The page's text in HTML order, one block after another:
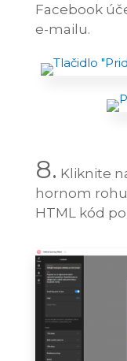
Facebook
e-mailu.
8. Kliknite
hornom
HTML kód